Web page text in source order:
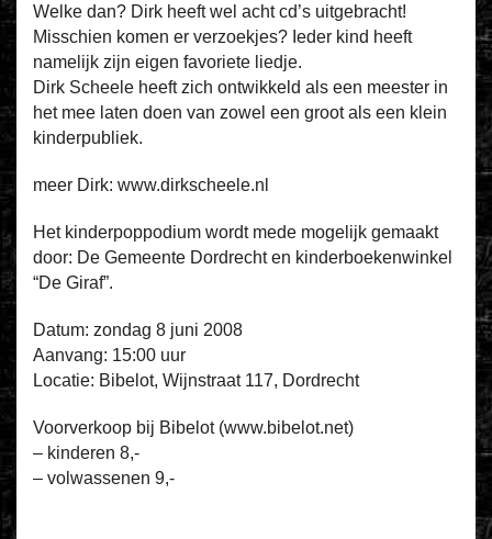
Welke dan? Dirk heeft wel acht cd’s uitgebracht!
Misschien komen er verzoekjes? Ieder kind heeft
namelijk zijn eigen favoriete liedje.
Dirk Scheele heeft zich ontwikkeld als een meester in
het mee laten doen van zowel een groot als een klein
kinderpubliek.
meer Dirk: www.dirkscheele.nl
Het kinderpoppodium wordt mede mogelijk gemaakt
door: De Gemeente Dordrecht en kinderboekenwinkel
“De Giraf”.
Datum: zondag 8 juni 2008
Aanvang: 15:00 uur
Locatie: Bibelot, Wijnstraat 117, Dordrecht
Voorverkoop bij Bibelot (www.bibelot.net)
– kinderen 8,-
– volwassenen 9,-